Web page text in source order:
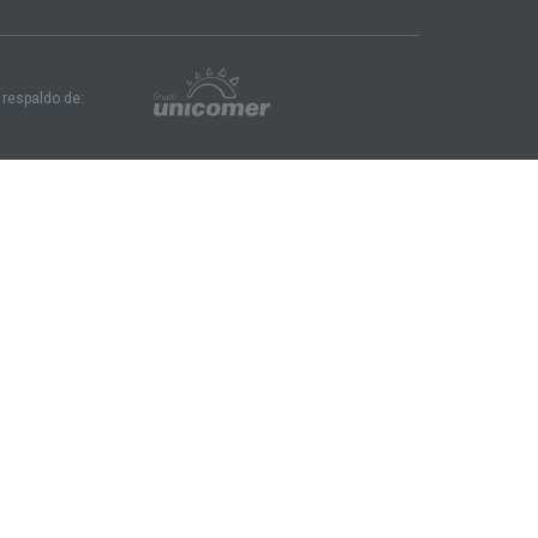
respaldo de: